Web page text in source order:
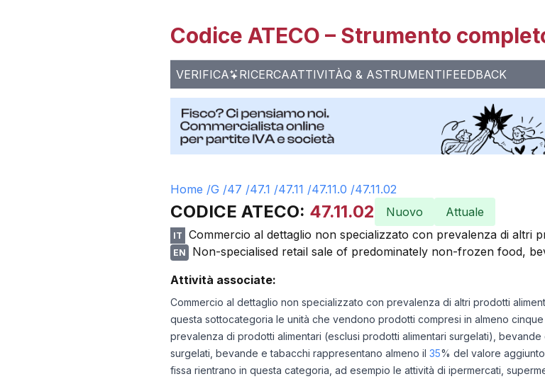
Codice ATECO – Strumento
VERIFICA RICERCAATTIVITÀQ & ASTRUMENTIFEEDBACK
Home /G /47 /47.1 /47.11 /47.11.0 /47.11.02
CODICE ATECO: 47.11.02 Nuovo Attuale
IT Commercio al dettaglio non specializzato con prevalenza di altri
EN
Non-specialised retail sale of predominately non-frozen food,
Attività associate:
Commercio al dettaglio non specializzato con prevalenza di altri prodotti
questa sottocategoria le unità che vendono prodotti compresi in almeno
prevalenza di prodotti alimentari (esclusi prodotti alimentari surgelati),
surgelati, bevande e tabacchi rappresentano almeno il 35% del valore
fissa rientrano in questa categoria, ad esempio le attività di ipermercati,